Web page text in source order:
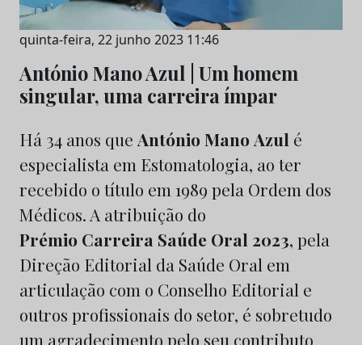
quinta-feira, 22 junho 2023 11:46
António Mano Azul | Um homem
singular, uma carreira ímpar
Há 34 anos que António Mano Azul é
especialista em Estomatologia, ao ter
recebido o título em 1989 pela Ordem dos
Médicos. A atribuição do
Prémio Carreira Saúde Oral 2023, pela
Direção Editorial da Saúde Oral em
articulação com o Conselho Editorial e
outros profissionais do setor, é sobretudo
um agradecimento pelo seu contributo